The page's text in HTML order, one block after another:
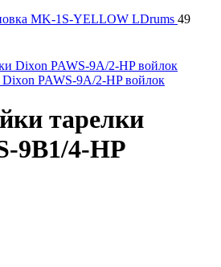
MK-1S-YELLOW LDrums 49
PAWS-9A/2-HP войлок
тарелки
9B1/4-HP